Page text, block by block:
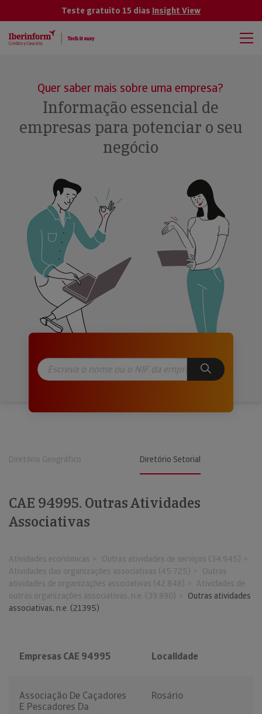
Teste gratuito 15 dias Insight View
Quer saber mais sobre uma empresa?
Informação essencial de
empresas para potenciar o seu
negócio
Diretório Geográfico Diretório Setorial
CAE 94995. Outras Atividades
Associativas
Atividades económicas
Outras atividades de serviços (34.945)
Atividades das organizações associativas (45.725)
Outras
atividades de organizações associativas (42.848)
Atividades de
outras organizações associativas, n.e. (39.890)
Outras atividades
associativas, n.e. (21395)
Empresas CAE 94995 Localidade
Associação De Caçadores
E Pescadores Da
Rosário